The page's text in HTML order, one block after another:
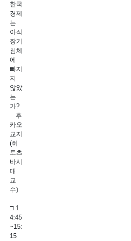
한국
경제
는
아직
장기
침체
에
빠지
지
않았
는
가?
후
카오
교지
(히
토츠
바시
대
교
수)
□ 1
4:45
~15:
15